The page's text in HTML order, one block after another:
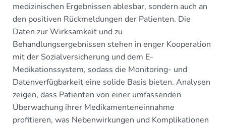
medizinischen Ergebnissen ablesbar, sondern auch an
den positiven Rückmeldungen der Patienten. Die
Daten zur Wirksamkeit und zu
Behandlungsergebnissen stehen in enger Kooperation
mit der Sozialversicherung und dem E-
Medikationssystem, sodass die Monitoring- und
Datenverfügbarkeit eine solide Basis bieten. Analysen
zeigen, dass Patienten von einer umfassenden
Überwachung ihrer Medikamenteneinnahme
profitieren, was Nebenwirkungen und Komplikationen